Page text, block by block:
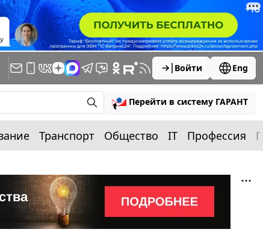
Войти Eng
Перейти в систему ГАРАНТ
Транспорт Общество IT Профессия